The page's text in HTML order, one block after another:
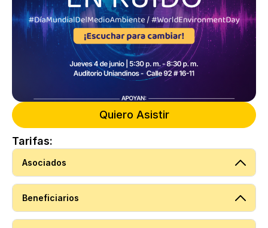
Quiero Asistir
Tarifas:
Asociados
Beneficiarios